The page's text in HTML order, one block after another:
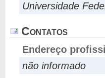
Universidade
Contatos
Endereço
não informado